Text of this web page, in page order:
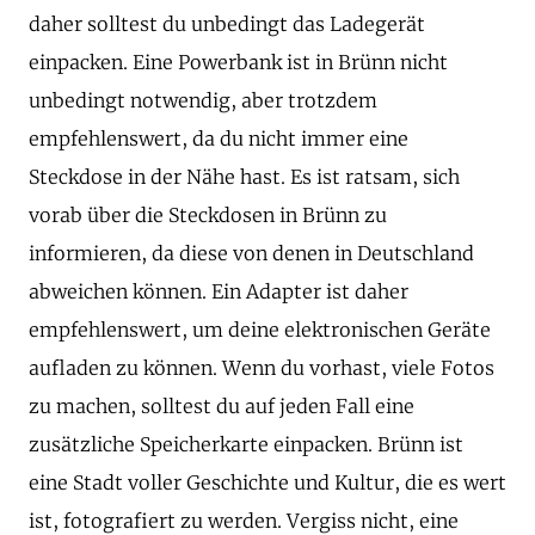
daher solltest du unbedingt das Ladegerät
einpacken. Eine Powerbank ist in Brünn nicht
unbedingt notwendig, aber trotzdem
empfehlenswert, da du nicht immer eine
Steckdose in der Nähe hast. Es ist ratsam, sich
vorab über die Steckdosen in Brünn zu
informieren, da diese von denen in Deutschland
abweichen können. Ein Adapter ist daher
empfehlenswert, um deine elektronischen Geräte
aufladen zu können. Wenn du vorhast, viele Fotos
zu machen, solltest du auf jeden Fall eine
zusätzliche Speicherkarte einpacken. Brünn ist
eine Stadt voller Geschichte und Kultur, die es wert
ist, fotografiert zu werden. Vergiss nicht, eine